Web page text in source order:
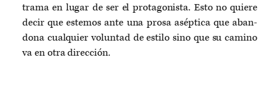
trama en lugar de ser el pro­tag­o­nista. Esto no quiere
decir que este­mos ante una prosa asép­tica que aban­
dona cualquier vol­un­tad de estilo sino que su camino
va en otra direc­ción.